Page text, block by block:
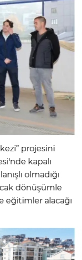
projesini
kapalı
olmadığı
dönüşümle
eğitimler alacağı